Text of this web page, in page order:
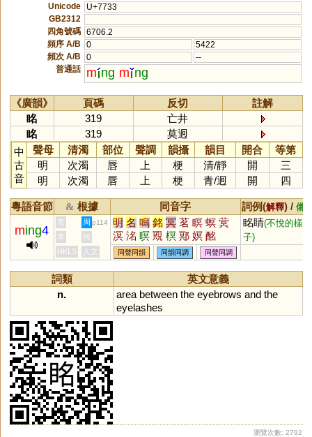
Unicode
U+7733
GB2312
四角號碼 6706.2
頻序 A/B
0
5422
頻次 A/B
0
--
普通話
m ng m ng
《廣韻》 頁碼 反切
註解
眳
319
亡井
眳
319
莫迥
中
古
音
聲母 清濁 部位 聲調 韻攝 韻目 開合
等第
明
次濁 唇 上 梗 清/靜 開
三
明
次濁 唇 上 梗 青/迥 開 四
粵語音節 & 根據 同音字 詞例(解釋) / 備
ming4
黃 周 p114 明 名 鳴 銘 冥 茗 瞑 螟 蓂
溟 洺 暝 覭 榠 鄍 嫇 酩
眳睛(不悅的樣
子)
李
何
HKLS
人文 同聲同韻 同韻同調 同聲同調
詞類
英文意義
n.
area between the eyebrows and the
eyelashes
瀏覽次數: 2792